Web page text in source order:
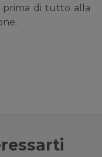
prima di tutto alla